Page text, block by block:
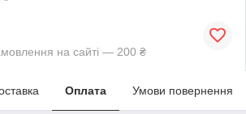
на сайті — 200 ₴
Оплата Умови повернення